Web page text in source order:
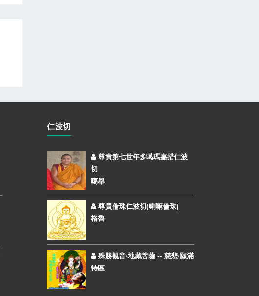
仁波切
尊貴第七世年多噶瑪嘉措仁波
切
噶舉
尊貴倫珠仁波切(喇嘛倫珠)
格魯
殊勝觀音‧地藏菩薩 -- 慈悲‧願滿
特區